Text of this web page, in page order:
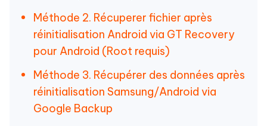
Méthode 2. Récuperer fichier après
réinitialisation Android via GT Recovery
pour Android (Root requis)
Méthode 3. Récupérer des données après
réinitialisation Samsung/Android via
Google Backup